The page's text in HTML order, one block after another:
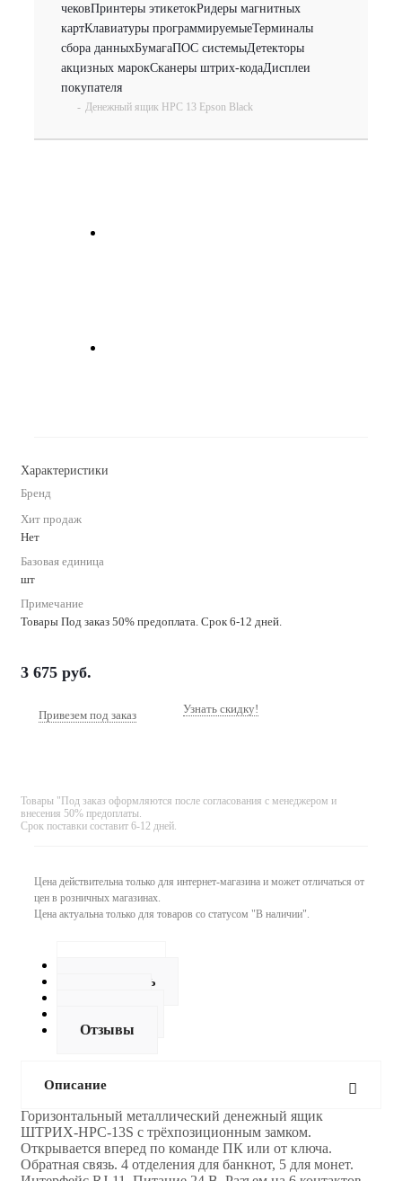
чековПринтеры этикетокРидеры магнитных
картКлавиатуры программируемыеТерминалы
сбора данныхБумагаПОС системыДетекторы
акцизных марокСканеры штрих-кодаДисплеи
покупателя
- Денежный ящик HPC 13 Epson Black
Характеристики
Бренд
Хит продаж
Нет
Базовая единица
шт
Примечание
Товары Под заказ 50% предоплата. Срок 6-12 дней.
3 675 руб.
Привезем под заказ Узнать скидку!
Товары "Под заказ оформляются после согласования с менеджером и
внесения 50% предоплаты.
Срок поставки составит 6-12 дней.
Цена действительна только для интернет-магазина и может отличаться от
цен в розничных магазинах.
Цена актуальна только для товаров со статусом "В наличии".
Как купить
Отзывы
Описание
Горизонтальный металлический денежный ящик
ШТРИХ-HPC-13S с трёхпозиционным замком.
Открывается вперед по команде ПК или от ключа.
Обратная связь. 4 отделения для банкнот, 5 для монет.